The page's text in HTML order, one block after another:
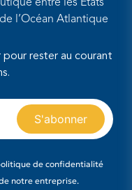
entre les Etats
l’Océan Atlantique
rester au courant
de confidentialité
notre entreprise.